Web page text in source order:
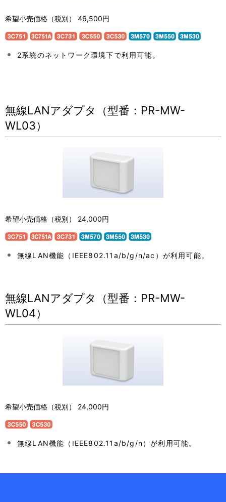
。
希望小売価格（税別） 46,500円
2系統のネットワーク環境下で利用可能。
無線LANアダプタ（型番：PR-MW-
WL03）
希望小売価格（税別） 24,000円
無線LAN機能（IEEE802.11a/b/g/n/ac）が利用可能。
無線LANアダプタ（型番：PR-MW-
WL04）
希望小売価格（税別） 24,000円
無線LAN機能（IEEE802.11a/b/g/n）が利用可能。